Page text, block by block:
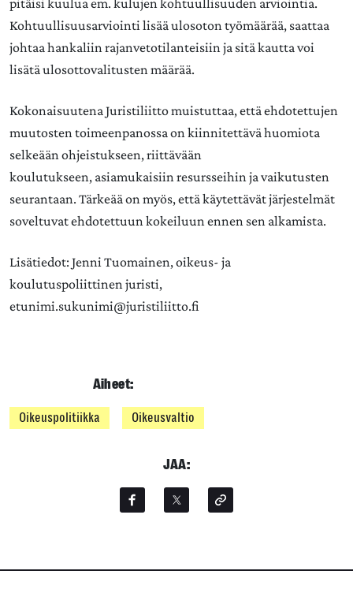
pitäisi kuulua em. kulujen kohtuullisuuden arviointia.
Kohtuullisuusarviointi lisää ulosoton työmäärää, saattaa
johtaa hankaliin rajanvetotilanteisiin ja sitä kautta voi
lisätä ulosottovalitusten määrää.
Kokonaisuutena Juristiliitto muistuttaa, että ehdotettujen
muutosten toimeenpanossa on kiinnitettävä huomiota
selkeään ohjeistukseen, riittävään
koulutukseen, asiamukaisiin resursseihin ja vaikutusten
seurantaan. Tärkeää on myös, että käytettävät järjestelmät
soveltuvat ehdotettuun kokeiluun ennen sen alkamista.
Lisätiedot: Jenni Tuomainen, oikeus- ja
koulutuspoliittinen juristi,
etunimi.sukunimi@juristiliitto.fi
Aiheet:
Oikeuspolitiikka Oikeusvaltio
JAA: